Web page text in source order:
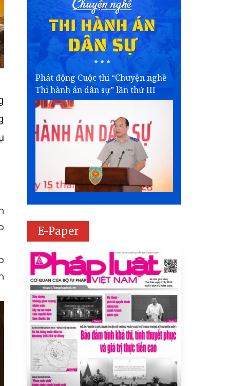
Phát động Cuộc thi “Chuyện nghề
Thi hành án dân sự” lần thứ III
E-Paper